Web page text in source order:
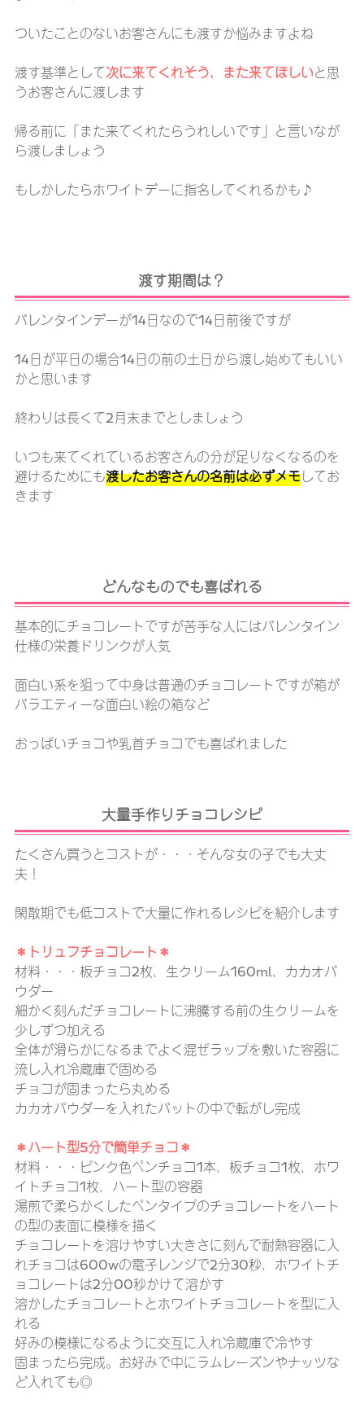
ついたことのないお客さんにも渡すか悩みますよね
渡す基準として次に来てくれそう、また来てほしいと思
うお客さんに渡します
帰る前に「また来てくれたらうれしいです」と言いなが
ら渡しましょう
もしかしたらホワイトデーに指名してくれるかも♪
渡す期間は？
バレンタインデーが14日なので14日前後ですが
14日が平日の場合14日の前の土日から渡し始めてもいい
かと思います
終わりは長くて2月末までとしましょう
いつも来てくれているお客さんの分が足りなくなるのを
避けるためにも渡したお客さんの名前は必ずメモしてお
きます
どんなものでも喜ばれる
基本的にチョコレートですが苦手な人にはバレンタイン
仕様の栄養ドリンクが人気
面白い系を狙って中身は普通のチョコレートですが箱が
バラエティーな面白い絵の箱など
おっぱいチョコや乳首チョコでも喜ばれました
大量手作りチョコレシピ
たくさん買うとコストが・・・そんな女の子でも大丈
夫！
閑散期でも低コストで大量に作れるレシピを紹介します
＊トリュフチョコレート＊
材料・・・板チョコ2枚、生クリーム160ml、カカオパ
ウダー
細かく刻んだチョコレートに沸騰する前の生クリームを
少しずつ加える
全体が滑らかになるまでよく混ぜラップを敷いた容器に
流し入れ冷蔵庫で固める
チョコが固まったら丸める
カカオパウダーを入れたバットの中で転がし完成
＊ハート型5分で簡単チョコ＊
材料・・・ピンク色ペンチョコ1本、板チョコ1枚、ホワ
イトチョコ1枚、ハート型の容器
湯煎で柔らかくしたペンタイプのチョコレートをハート
の型の表面に模様を描く
チョコレートを溶けやすい大きさに刻んで耐熱容器に入
れチョコは600wの電子レンジで2分30秒、ホワイトチ
ョコレートは2分00秒かけて溶かす
溶かしたチョコレートとホワイトチョコレートを型に入
れる
好みの模様になるように交互に入れ冷蔵庫で冷やす
固まったら完成。お好みで中にラムレーズンやナッツな
ど入れても◎